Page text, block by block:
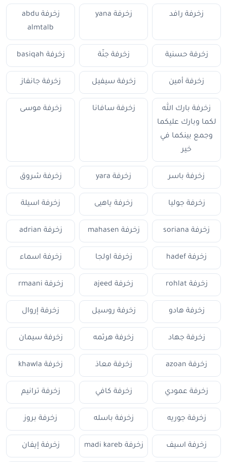
زخرفة رافد زخرفة yana
زخرفة abdu
almtalb
زخرفة حسنية زخرفة جنّة زخرفة basiqah
زخرفة أمين زخرفة سيفيل زخرفة جانفاز
زخرفة بارك الله
لكما وبارك عليكما
وجمع بينكما في
خير
زخرفة سافانا زخرفة موسى
زخرفة باسر زخرفة yara زخرفة شروق
زخرفة جوليا زخرفة ياهيى زخرفة اسيلة
زخرفة soriana زخرفة mahasen زخرفة adrian
زخرفة hadef زخرفة اولجا زخرفة اسماء
زخرفة rohlat زخرفة ajeed زخرفة rmaani
زخرفة هادو زخرفة روسيل زخرفة إروال
زخرفة جهاد زخرفة هرثمه زخرفة سيمان
زخرفة azoan زخرفة معاذ زخرفة khawla
زخرفة عمودي زخرفة كافي زخرفة ترانيم
زخرفة جوريه زخرفة باسله زخرفة بروز
زخرفة اسيف زخرفة madi kareb زخرفة إيفان